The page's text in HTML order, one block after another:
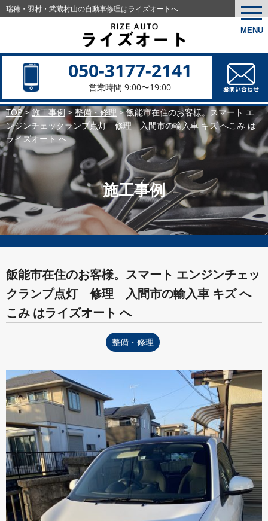
MENU
瑞穂・羽村・武蔵村山の自動車修理はライズオートへ
050-3177-2141
営業時間 9:00〜19:00
TOP>施工事例 > 整備・修理 >飯能市在住のお客様。スマート エ
ンジンチェックランプ点灯 修理 入間市の輸入車 キズ へこみ は
ライズオート へ
施工事例
飯能市在住のお客様。スマート エンジンチェッ
クランプ点灯 修理 入間市の輸入車 キズ へ
こみ はライズオート へ
整備・修理